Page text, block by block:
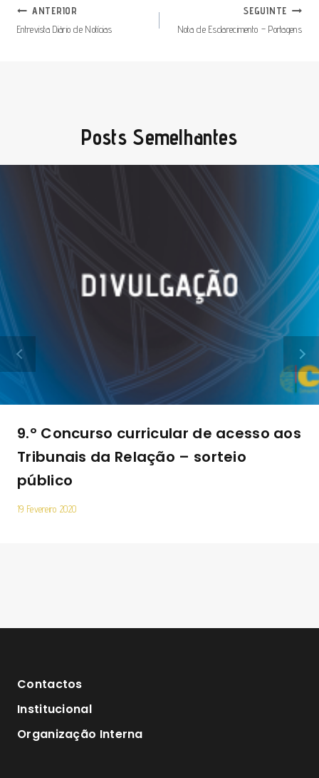
Navegação
De
ANTERIOR
Entrevista Diário de Notícias
SEGUINTE
Nota de Esclarecimento – Portagens
Posts Semelhantes
9.º Concurso curricular de acesso aos
Tribunais da Relação – sorteio
público
19 Fevereiro 2020
Contactos
Institucional
Organização Interna